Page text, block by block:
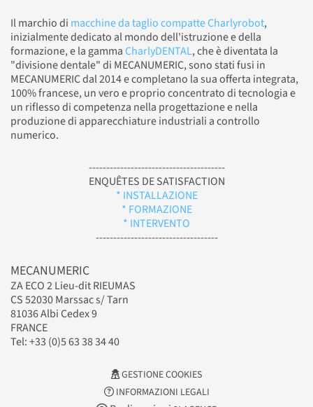
Il marchio di macchine da taglio compatte Charlyrobot,
inizialmente dedicato al mondo dell'istruzione e della
formazione, e la gammaCharlyDENTAL, che è diventata la
"divisione dentale" di MECANUMERIC, sono stati fusi in
MECANUMERIC dal 2014 e completano la sua offerta integrata,
100% francese, un vero e proprio concentrato di tecnologia e
un riflesso di competenza nella progettazione e nella
produzione di apparecchiature industriali a controllo
numerico.
---------------------------------------
ENQUÊTES DE SATISFACTION
* INSTALLAZIONE
* FORMAZIONE
* INTERVENTO
-----------------------------------
MECANUMERIC
ZA ECO 2 Lieu-dit RIEUMAS
CS 52030 Marssac s/ Tarn
81036 Albi Cedex 9
FRANCE
Tel: +33 (0)5 63 38 34 40
GESTIONE COOKIES
INFORMAZIONI LEGALI